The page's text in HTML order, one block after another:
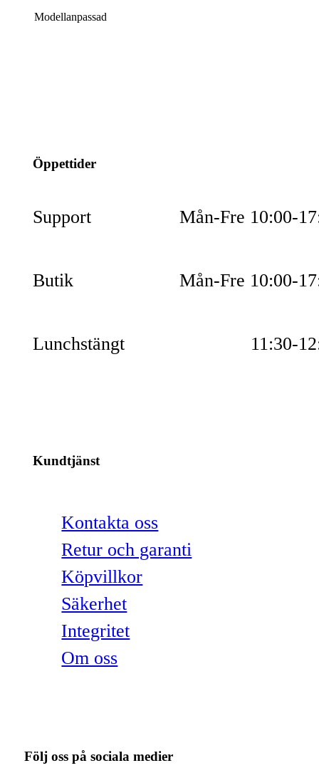
Modellanpassad
Öppettider
Support Mån-Fre 10:00-
Butik Mån-Fre 10:00-
Lunchstängt 11:30-
Kundtjänst
Kontakta oss
Retur och garanti
Köpvillkor
Säkerhet
Integritet
Om oss
Följ oss på sociala medier